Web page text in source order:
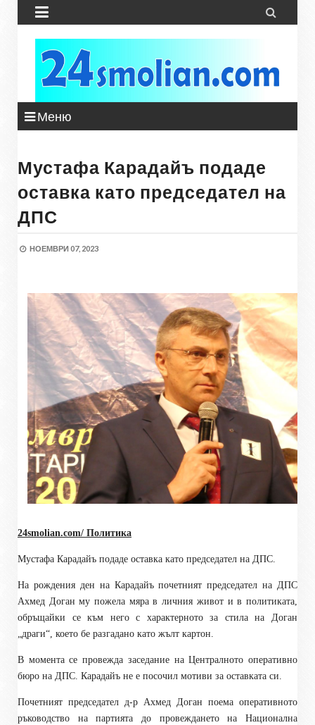
 
Меню
Мустафа Карадайъ подаде
оставка като председател на
ДПС
НОЕМВРИ 07, 2023
24smolian.com/ Политика
Мустафа Карадайъ подаде оставка като председател на ДПС
На рождения ден на Карадайъ почетният председател на ДПС
Ахмед Доган му пожела мяра в личния живот и в политиката,
обръщайки се към него с характерното за стила на Доган
„драги“, което бе разгадано като жълт картон.
В момента се провежда заседание на Централното оперативно
бюро на ДПС. Карадайъ не е посочил мотиви за оставката си
Почетният председател д-р Ахмед Доган поема оперативното
ръководство на партията до провеждането на Национална